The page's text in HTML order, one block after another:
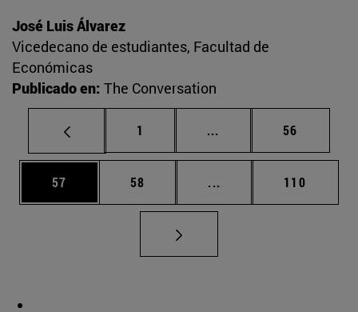
José Luis Álvarez
Vicedecano de estudiantes, Facultad de
Económicas
Publicado en: The Conversation
Página
1 ... Páginas intermedias
Página
56
Página
57 Página
58 ... Páginas intermedias
Página
110